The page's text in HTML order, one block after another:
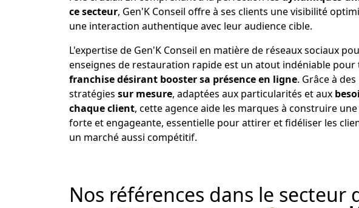
ce secteur, Gen'K Conseil offre à ses clients une visibilité
une interaction authentique avec leur audience cible.
L'expertise de Gen'K Conseil en matière de réseaux sociaux
enseignes de restauration rapide est un atout indéniable pour
franchise désirant booster sa présence en ligne. Grâce à des
stratégies sur mesure, adaptées aux particularités et aux
chaque client, cette agence aide les marques à construire
forte et engageante, essentielle pour attirer et fidéliser les
un marché aussi compétitif.
Nos références dans le secteur